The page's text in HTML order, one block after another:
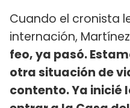
Cuando el cronista
internación,
feo, ya pasó.
otra situación de
contento. Ya inicié